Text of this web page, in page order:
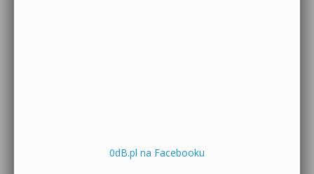
0dB.pl na Facebooku